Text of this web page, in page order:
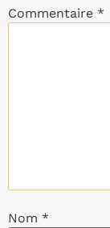
Commentaire *
Nom *